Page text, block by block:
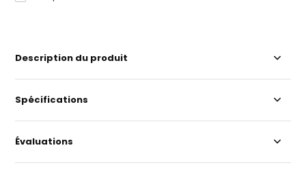
Description du produit
Spécifications
Évaluations